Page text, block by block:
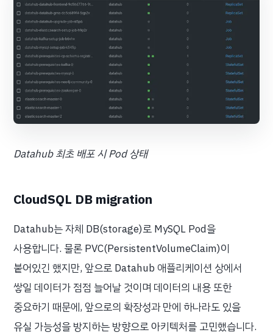
Datahub 최초 배포 시 Pod 상태
CloudSQL DB migration
Datahub는 자체 DB(storage)로 MySQL Pod을
사용합니다. 물론 PVC(PersistentVolumeClaim)이
붙어있긴 했지만, 앞으로 Datahub 애플리케이션 상에서
쌓일 데이터가 점점 늘어날 것이며 데이터의 내용 또한
중요하기 때문에, 앞으로의 확장성과 만에 하나라도 있을
유실 가능성을 방지하는 방향으로 아키텍처를 고민했습니다.